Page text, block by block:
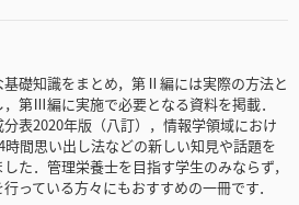
礎知識をまとめ，第Ⅱ編には実際の方法と
第Ⅲ編に実施で必要となる資料を掲載．
表2020年版（八訂），情報学領域におけ
間思い出し法などの新しい知見や話題を
た．管理栄養士を目指す学生のみならず，
っている方々にもおすすめの一冊です．